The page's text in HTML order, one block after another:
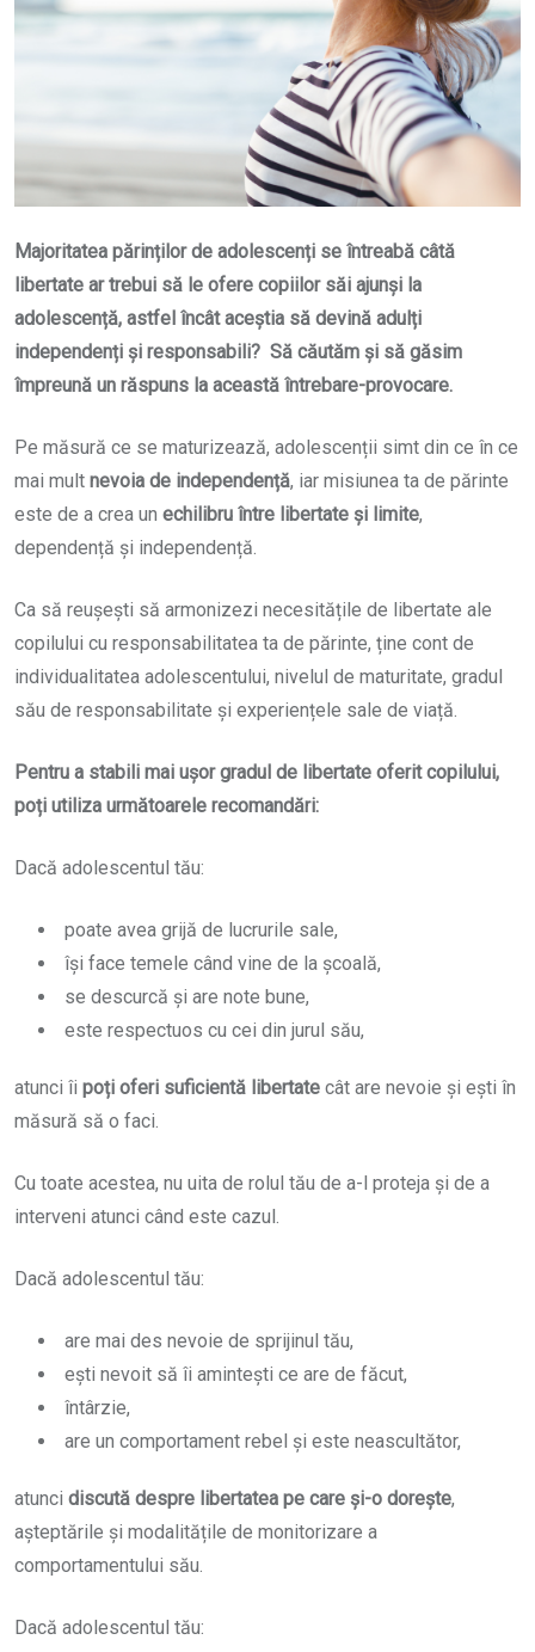
Majoritatea părinților de adolescenți se întreabă câtă
libertate ar trebui să le ofere copiilor săi ajunși la
adolescență, astfel încât aceștia să devină adulți
independenți și responsabili? Să căutăm și să găsim
împreună un răspuns la această întrebare-provocare.
Pe măsură ce se maturizează, adolescenții simt din ce în ce
mai mult nevoia de independență, iar misiunea ta de părinte
este de a crea un echilibru între libertate și limite,
dependență și independență.
Ca să reușești să armonizezi necesitățile de libertate ale
copilului cu responsabilitatea ta de părinte, ține cont de
individualitatea adolescentului, nivelul de maturitate, gradul
său de responsabilitate și experiențele sale de viață.
Pentru a stabili mai ușor gradul de libertate oferit copilului,
poți utiliza următoarele recomandări:
Dacă adolescentul tău:
poate avea grijă de lucrurile sale,
își face temele când vine de la școală,
se descurcă și are note bune,
este respectuos cu cei din jurul său,
atunci îi poți oferi suficientă libertate cât are nevoie și ești în
măsură să o faci.
Cu toate acestea, nu uita de rolul tău de a-l proteja și de a
interveni atunci când este cazul.
Dacă adolescentul tău:
are mai des nevoie de sprijinul tău,
ești nevoit să îi amintești ce are de făcut,
întârzie,
are un comportament rebel și este neascultător,
atunci discută despre libertatea pe care și-o dorește,
așteptările și modalitățile de monitorizare a
comportamentului său.
Dacă adolescentul tău: